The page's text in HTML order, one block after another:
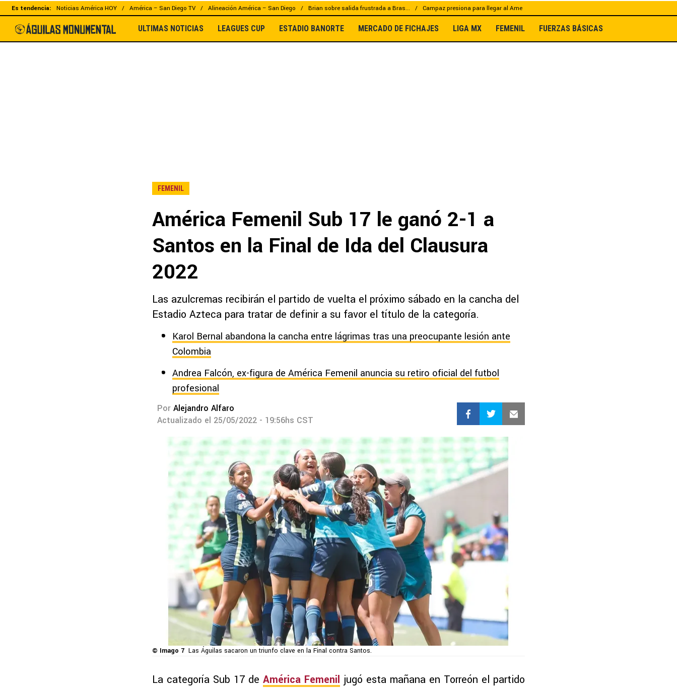
Es tendencia: Noticias América HOY América – San Diego TV Alineación América – San Diego Brian sobre salida frustrada a Bras... Campaz presiona para llegar al Ame
ULTIMAS NOTICIAS LEAGUES CUP ESTADIO BANORTE MERCADO DE FICHAJES LIGA MX FEMENIL FUERZAS BÁSICAS
FEMENIL
América Femenil Sub 17 le ganó 2-1 a
Santos en la Final de Ida del Clausura
2022
Las azulcremas recibirán el partido de vuelta el próximo sábado en la cancha del
Estadio Azteca para tratar de definir a su favor el título de la categoría.
Karol Bernal abandona la cancha entre lágrimas tras una preocupante lesión ante
Colombia
Andrea Falcón, ex-figura de América Femenil anuncia su retiro oficial del futbol
profesional
Por Alejandro Alfaro
Actualizado el 25/05/2022 - 19:56hs CST
© Imago 7 Las Águilas sacaron un triunfo clave en la Final contra Santos.
La categoría Sub 17 de América Femenil jugó esta mañana en Torreón el partido